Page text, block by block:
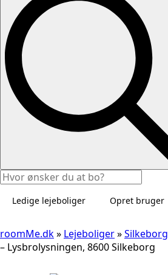
Ledige lejeboliger Opret bruger
roomMe.dk» Lejeboliger»Silkeborg
– Lysbrolysningen, 8600 Silkeborg